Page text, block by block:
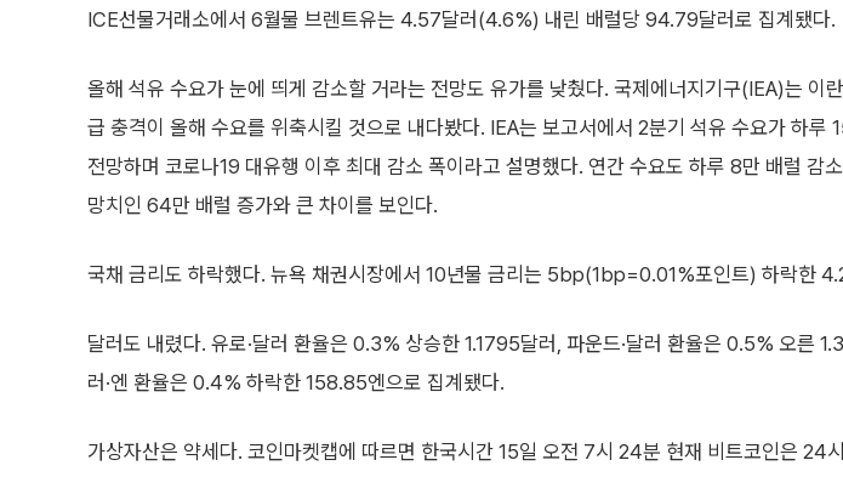
ICE선물거래소에서 6월물 브렌트유는 4.57달러(4.6%) 내린 배럴당 94.79달러로 집계됐다.
올해 석유 수요가 눈에 띄게 감소할 거라는 전망도 유가를 낮췄다. 국제에너지기구(IEA)는 이
급 충격이 올해 수요를 위축시킬 것으로 내다봤다. IEA는 보고서에서 2분기 석유 수요가 하루
전망하며 코로나19 대유행 이후 최대 감소 폭이라고 설명했다. 연간 수요도 하루 8만 배럴 감
망치인 64만 배럴 증가와 큰 차이를 보인다.
국채 금리도 하락했다. 뉴욕 채권시장에서 10년물 금리는 5bp(1bp=0.01%포인트) 하락한
달러도 내렸다. 유로·달러 환율은 0.3% 상승한 1.1795달러, 파운드·달러 환율은 0.5% 오른
러·엔 환율은 0.4% 하락한 158.85엔으로 집계됐다.
가상자산은 약세다. 코인마켓캡에 따르면 한국시간 15일 오전 7시 24분 현재 비트코인은 24